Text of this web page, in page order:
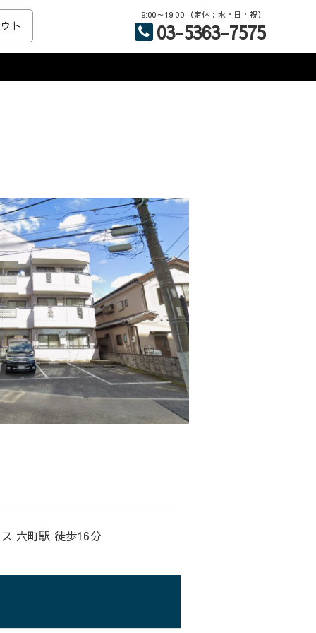
武器に、誠意を持ってきめ細かく、素早い対応をご提供致しま
ト
9:00～19:00 （定休：水・日・祝）
03-5363-7575
六町駅 徒歩16分